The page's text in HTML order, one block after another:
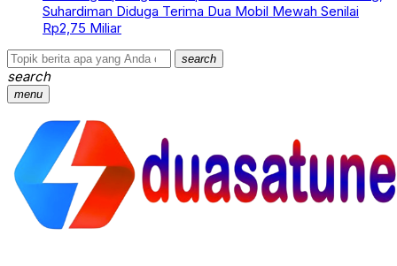
Suhardiman Diduga Terima Dua Mobil Mewah Senilai
Rp2,75 Miliar
search
search
menu